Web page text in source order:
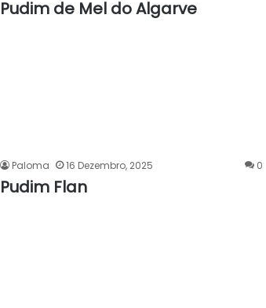
Pudim de Mel do Algarve
Paloma 16 Dezembro, 2025 0
Pudim Flan